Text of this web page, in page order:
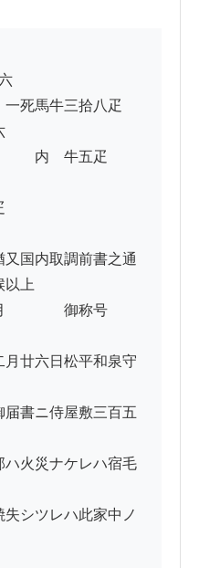
一死馬牛三拾八疋
　　内　牛五疋
国内取調前書之通
以上
　御称号
廿六日松平和泉守
ニ侍屋敷三百五
災ナケレハ宿毛
ツレハ此家中ノ